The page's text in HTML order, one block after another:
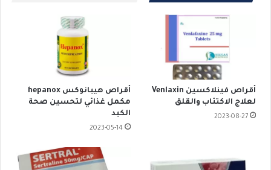
أقراص فينلاكسين Venlaxin
لعلاج الاكتئاب والقلق
2023-08-27
أقراص هيبانوكس hepanox
مكمل غذائي لتحسين صحة
الكبد
2023-05-14